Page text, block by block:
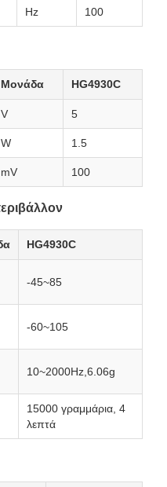
Hz 100
Μονάδα HG4930C
V 5
W 1.5
mV 100
HG4930C
-45~85
-60~105
10~2000Hz,6.06g
15000 γραμμάρια, 4
λεπτά